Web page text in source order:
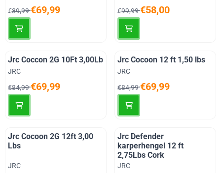
Van 89,99 voor 69,99
€89,99€69,99 Van 99,99 voor 58,00
€99,99€58,00
Jrc Coccon 2G 10Ft 3,00Lb
Merk:
JRC
Van 84,99 voor 69,99
€84,99€69,99
Jrc Cocoon 12 ft 1,50 lbs
Merk:
JRC
Van 84,99 voor 69,99
€84,99€69,99
Jrc Cocoon 2G 12ft 3,00
Lbs
Merk:
JRC
Jrc Defender
karperhengel 12 ft
2,75Lbs Cork
Merk:
JRC